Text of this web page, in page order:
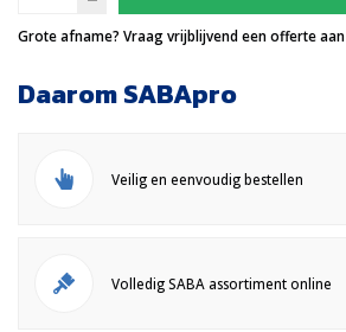
Grote afname? Vraag vrijblijvend een offerte aan
Daarom SABApro
Veilig en eenvoudig bestellen
Volledig SABA assortiment online